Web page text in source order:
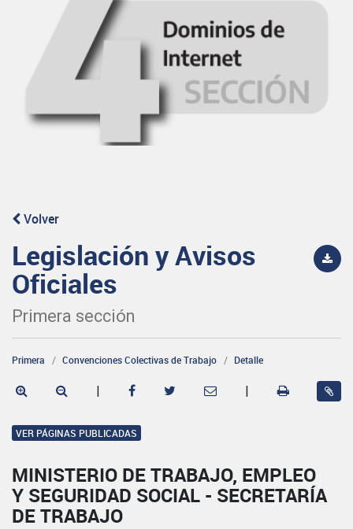
Volver
Legislación y Avisos
Oficiales
Primera sección
Primera Convenciones Colectivas de Trabajo Detalle
| |
VER PÁGINAS PUBLICADAS
MINISTERIO DE TRABAJO, EMPLEO
Y SEGURIDAD SOCIAL - SECRETARÍA
DE TRABAJO